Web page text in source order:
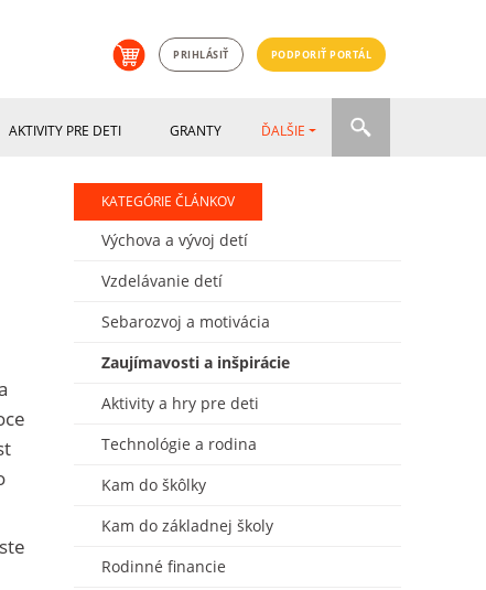
PRIHLÁSIŤ PODPORIŤ PORTÁL
AKTIVITY PRE DETI GRANTY ĎALŠIE
KATEGÓRIE ČLÁNKOV
Výchova a vývoj detí
Vzdelávanie detí
Sebarozvoj a motivácia
Zaujímavosti a inšpirácie
Aktivity a hry pre deti
Technológie a rodina
Kam do škôlky
Kam do základnej školy
Rodinné financie